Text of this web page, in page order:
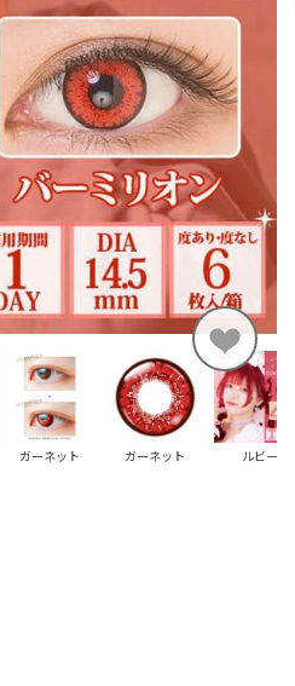
ガーネット ガーネット ルビー